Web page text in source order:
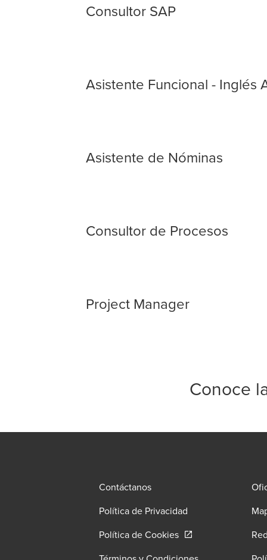
Consultor SAP
Asistente Funcional - Inglés
Asistente de Nóminas
Consultor de Procesos
Project Manager
Conoce
Contáctanos
Política de Privacidad
Política de CookiesOpens in a new